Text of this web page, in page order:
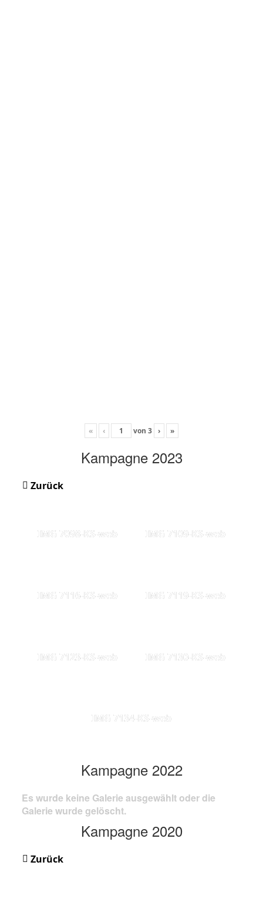
« ‹ von 3 › »
Kampagne 2023
Zurück
IMG 7098-KS-web IMG 7109-KS-web
IMG 7116-KS-web IMG 7119-KS-web
IMG 7123-KS-web IMG 7130-KS-web
IMG 7134-KS-web
Kampagne 2022
Es wurde keine Galerie ausgewählt oder die
Galerie wurde gelöscht.
Kampagne 2020
Zurück